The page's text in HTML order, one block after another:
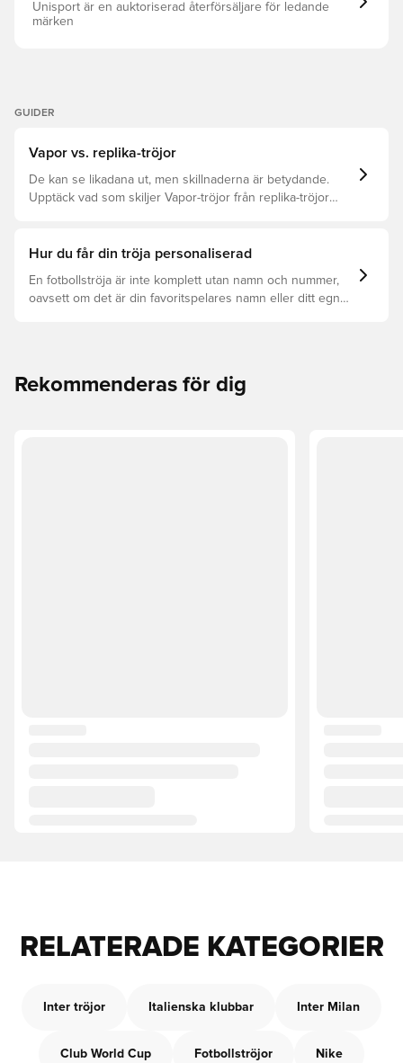
Unisport är en auktoriserad återförsäljare för ledande
märken
GUIDER
Vapor vs. replika-tröjor
De kan se likadana ut, men skillnaderna är betydande.
Upptäck vad som skiljer Vapor-tröjor från replika-tröjor
Hur du får din tröja personaliserad
En fotbollströja är inte komplett utan namn och nummer,
oavsett om det är din favoritspelares namn eller ditt egna.
Rekommenderas för dig
RELATERADE KATEGORIER
Inter tröjor Italienska klubbar Inter Milan
Club World Cup Fotbollströjor Nike